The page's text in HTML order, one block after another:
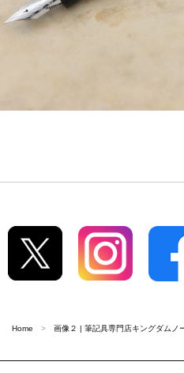
Home 画像２ | 筆記具専門店キングダムノ